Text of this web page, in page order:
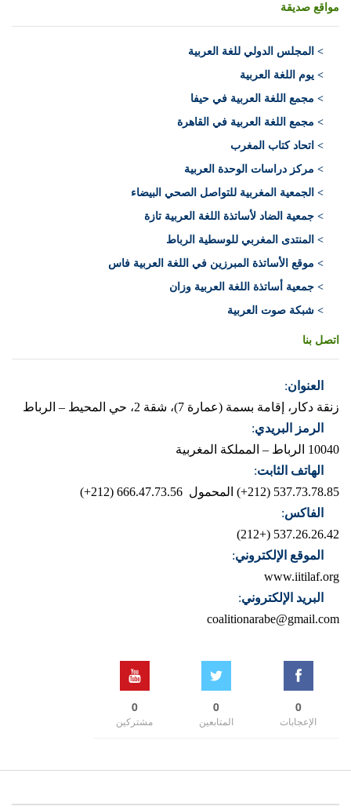
مواقع صديقة
> المجلس الدولي للغة العربية
> يوم اللغة العربية
> مجمع اللغة العربية في حيفا
> مجمع اللغة العربية في القاهرة
> اتحاد كتاب المغرب
> مركز دراسات الوحدة العربية
> الجمعية المغربية للتواصل الصحي البيضاء
> جمعية الضاد لأساتذة اللغة العربية تازة
> المنتدى المغربي للوسطية الرباط
> موقع الأساتذة المبرزين في اللغة العربية فاس
> جمعية أساتذة اللغة العربية وزان
> شبكة صوت العربية
اتصل بنا
العنوان:
زنقة دكار، إقامة بسمة (عمارة 7)، شقة 2، حي المحيط – الرباط
الرمز البريدي:
10040 الرباط – المملكة المغربية
الهاتف الثابت:
537.73.78.85 (212+)
المحمول 666.47.73.56 (212+)
الفاكس:
537.26.26.42 (+212)
الموقع الإلكتروني:
www.iitilaf.org
البريد الإلكتروني:
coalitionarabe@gmail.com
0
الإعجابات
0
المتابعين
0
مشتركين